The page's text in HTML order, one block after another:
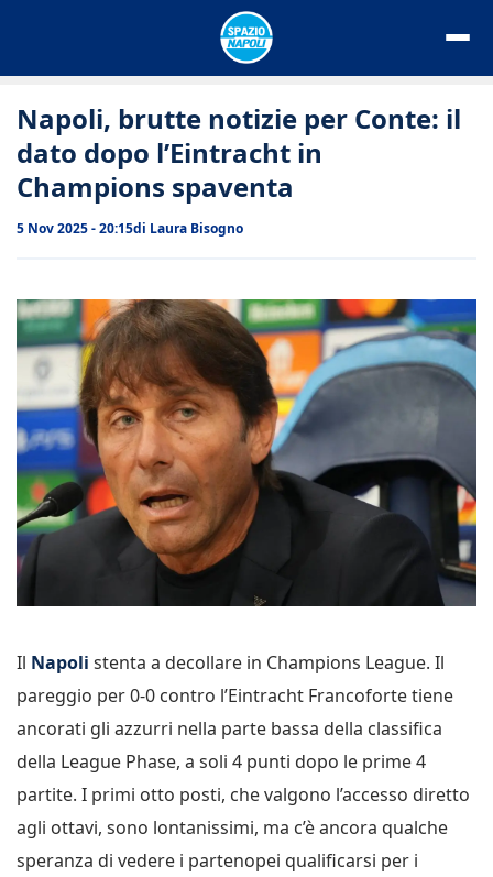
Napoli, brutte notizie per Conte: il
dato dopo l’Eintracht in
Champions spaventa
5 Nov 2025 - 20:15di Laura Bisogno
Il Napoli stenta a decollare in Champions League. Il
pareggio per 0-0 contro l’Eintracht Francoforte tiene
ancorati gli azzurri nella parte bassa della classifica
della League Phase, a soli 4 punti dopo le prime 4
partite. I primi otto posti, che valgono l’accesso diretto
agli ottavi, sono lontanissimi, ma c’è ancora qualche
speranza di vedere i partenopei qualificarsi per i